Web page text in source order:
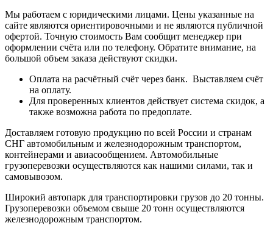
Мы работаем с юридическими лицами. Цены указанные на
сайте являются ориентировочными и не являются публичной
офертой. Точную стоимость Вам сообщит менеджер при
оформлении счёта или по телефону. Обратите внимание, на
большой объем заказа действуют скидки.
Оплата на расчётный счёт через банк. Выставляем счёт
на оплату.
Для проверенных клиентов действует система скидок, а
также возможна работа по предоплате.
Доставляем готовую продукцию по всей России и странам
СНГ автомобильным и железнодорожным транспортом,
контейнерами и авиасообщением. Автомобильные
грузоперевозки осуществляются как нашими силами, так и
самовывозом.
Широкий автопарк для транспортировки грузов до 20 тонны.
Грузоперевозки объемом свыше 20 тонн осуществляются
железнодорожным транспортом.